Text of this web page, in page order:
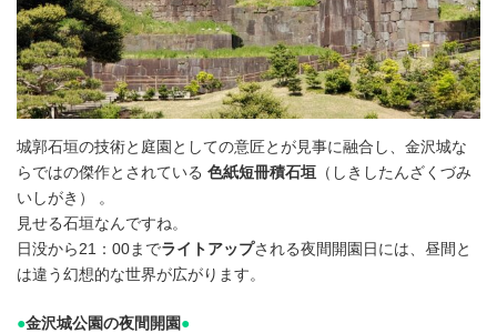
城郭石垣の技術と庭園としての意匠とが見事に融合し、金沢城な
らではの傑作とされている 色紙短冊積石垣 （しきしたんざくづみ
いしがき） 。
見せる石垣なんですね。
日没から21：00までライトアップされる夜間開園日には、昼間と
は違う幻想的な世界が広がります。
●金沢城公園の夜間開園●